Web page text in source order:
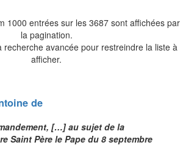
1000 entrées sur les 3687 sont affichées par
la pagination.
recherche avancée pour restreindre la liste à
afficher.
de
[…] au sujet de la
Saint Père le Pape du 8 septembre